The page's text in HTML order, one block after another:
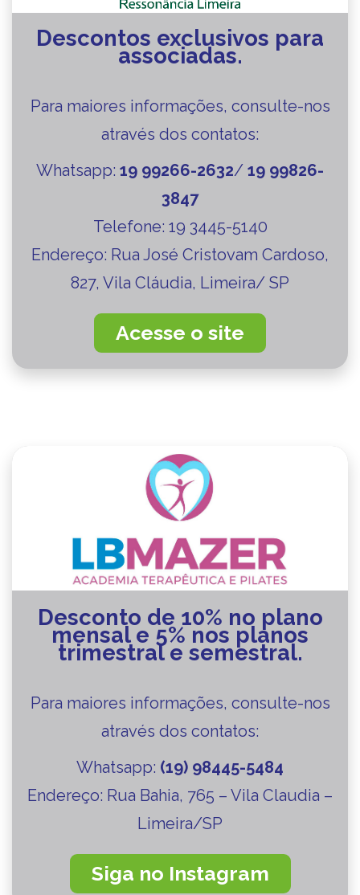
Descontos exclusivos para
associadas.
Para maiores informações, consulte-nos
através dos contatos:
Whatsapp: 19 99266-2632/ 19 99826-
3847
Telefone: 19 3445-5140
Endereço: Rua José Cristovam Cardoso,
827, Vila Cláudia, Limeira/ SP
Acesse o site
Desconto de 10% no plano
mensal e 5% nos planos
trimestral e semestral.
Para maiores informações, consulte-nos
através dos contatos:
Whatsapp: (19) 98445-5484
Endereço: Rua Bahia, 765 – Vila Claudia –
Limeira/SP
Siga no Instagram